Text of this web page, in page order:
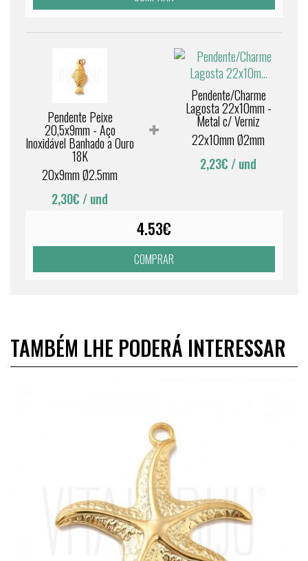
Pendente Peixe
20,5x9mm - Aço
Inoxidável Banhado a Ouro
18K
20x9mm Ø2.5mm
2,30€ / und
Pendente/Charme
Lagosta 22x10mm -
Metal c/ Verniz
22x10mm Ø2mm
2,23€ / und
4.53€
COMPRAR
TAMBÉM LHE PODERÁ INTERESSAR